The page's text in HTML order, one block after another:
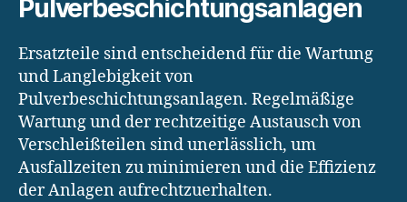
Pulverbeschichtungsanlagen
Ersatzteile sind entscheidend für die Wartung
und Langlebigkeit von
Pulverbeschichtungsanlagen. Regelmäßige
Wartung und der rechtzeitige Austausch von
Verschleißteilen sind unerlässlich, um
Ausfallzeiten zu minimieren und die Effizienz
der Anlagen aufrechtzuerhalten.